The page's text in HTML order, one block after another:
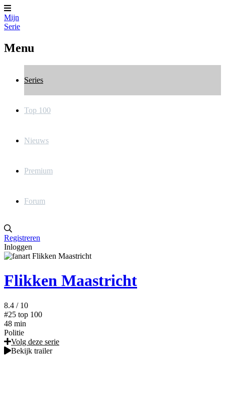
Mijn
Serie
Menu
Series
Top 100
Nieuws
Premium
Forum
Registreren
Inloggen
Flikken Maastricht
8.4 / 10
#25 top 100
48 min
Politie
Volg deze serie
Bekijk trailer